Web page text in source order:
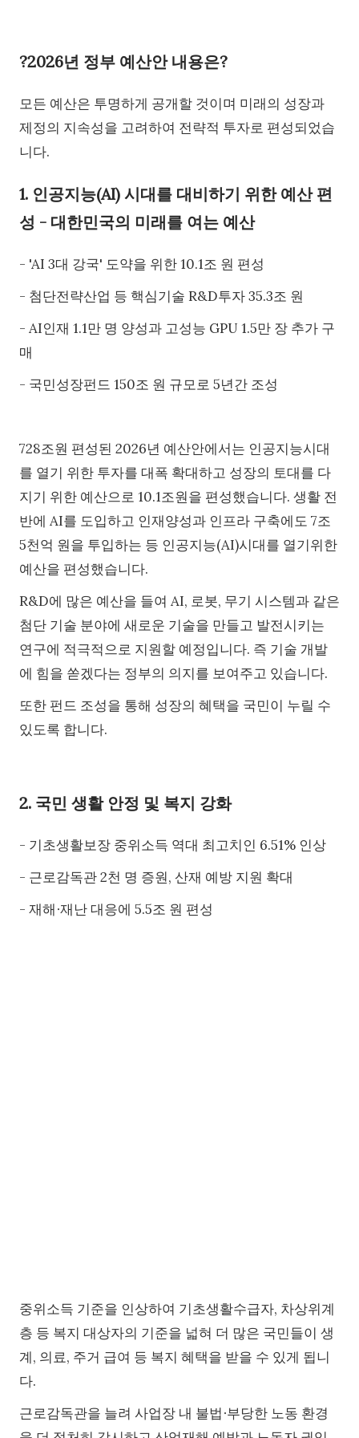
?2026년 정부 예산안 내용은?
모든 예산은 투명하게 공개할 것이며 미래의 성장과
제정의 지속성을 고려하여 전략적 투자로 편성되었습
니다.
1. 인공지능(AI) 시대를 대비하기 위한 예산 편
성 - 대한민국의 미래를 여는 예산
- 'AI 3대 강국' 도약을 위한 10.1조 원 편성
- 첨단전략산업 등 핵심기술 R&D투자 35.3조 원
- AI인재 1.1만 명 양성과 고성능 GPU 1.5만 장 추가 구
매
- 국민성장펀드 150조 원 규모로 5년간 조성
728조원 편성된 2026년 예산안에서는 인공지능시대
를 열기 위한 투자를 대폭 확대하고 성장의 토대를 다
지기 위한 예산으로 10.1조원을 편성했습니다. 생활 전
반에 AI를 도입하고 인재양성과 인프라 구축에도 7조
5천억 원을 투입하는 등 인공지능(AI)시대를 열기위한
예산을 편성했습니다.
R&D에 많은 예산을 들여 AI, 로봇, 무기 시스템과 같은
첨단 기술 분야에 새로운 기술을 만들고 발전시키는
연구에 적극적으로 지원할 예정입니다. 즉 기술 개발
에 힘을 쏟겠다는 정부의 의지를 보여주고 있습니다.
또한 펀드 조성을 통해 성장의 혜택을 국민이 누릴 수
있도록 합니다.
2. 국민 생활 안정 및 복지 강화
- 기초생활보장 중위소득 역대 최고치인 6.51% 인상
- 근로감독관 2천 명 증원, 산재 예방 지원 확대
- 재해∙재난 대응에 5.5조 원 편성
중위소득 기준을 인상하여 기초생활수급자, 차상위계
층 등 복지 대상자의 기준을 넓혀 더 많은 국민들이 생
계, 의료, 주거 급여 등 복지 혜택을 받을 수 있게 됩니
다.
근로감독관을 늘려 사업장 내 불법∙부당한 노동 환경